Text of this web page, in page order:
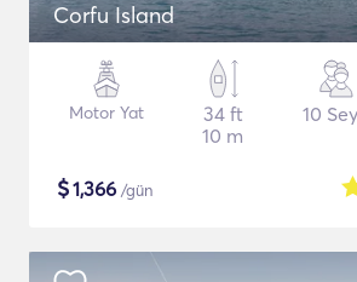
Corfu Island
Motor Yat
34 ft
10 m
10
$1,366 /gün